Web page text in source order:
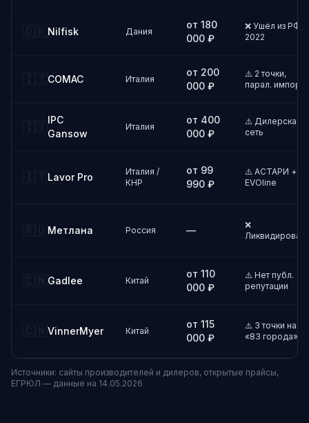
🇩🇰Nilfisk Дания
от 180
000 ₽
❌ Ушёл из РФ
2022
🇮🇹COMAC Италия
от 200
000 ₽
⚠️ 2 точки,
парал. импорт
🇮🇹IPC
Gansow
Италия
от 400
000 ₽
⚠️ Дилерская
сеть
🇮🇹Lavor Pro
Италия /
КНР
от 99
990 ₽
⚠️ АСТАРИ +
EVOline
🇷🇺Метлана Россия —
❌
🇨🇳Gadlee Китай
от 110
000 ₽
⚠️ Нет публ.
репутации
🇨🇳VinnerMyer Китай
от 115
000 ₽
⚠️ 3 точки на
«83 города»
Источники: сайты производителей и дилеров, открытые прайсы,
ЕГРЮЛ — данные на 14.05.2026